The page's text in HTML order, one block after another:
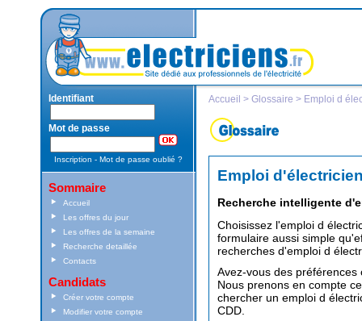
Sommaire
Accueil
Les offres du jour
Les offres de la semaine
Recherche detaillée
Contacts
Candidats
Créer votre compte
Modifier votre compte
Accueil > Glossaire > Emploi d
Emploi
Recherche intelligente
Choisissez l'emploi d
formulaire aussi simple
recherches d'emploi d
Avez-vous des
Nous prenons en compte
chercher un emploi d
CDD.